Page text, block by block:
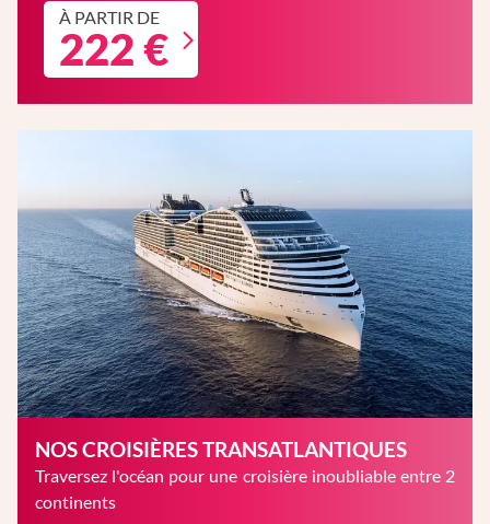
À PARTIR DE
222 €
NOS CROISIÈRES TRANSATLANTIQUES
Traversez l'océan pour une croisière inoubliable entre 2
continents